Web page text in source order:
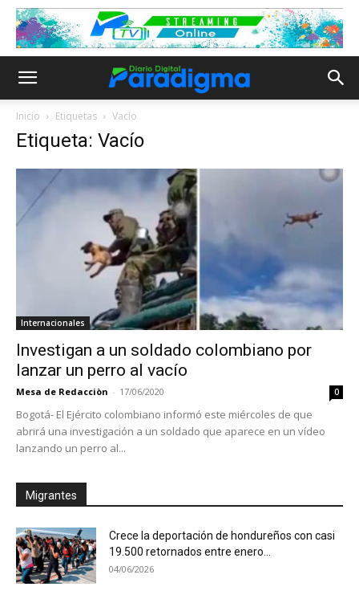
Inicio Etiquetas Vacío
Etiqueta: Vacío
Internacionales
Investigan a un soldado colombiano por
lanzar un perro al vacío
Mesa de Redacciòn - 17/06/2020 0
Bogotá- El Ejército colombiano informó este miércoles de que
abrirá una investigación a un soldado que aparece en un vídeo
lanzando un perro al...
Migrantes
Crece la deportación de hondureños con casi
19.500 retornados entre enero...
04/06/2026